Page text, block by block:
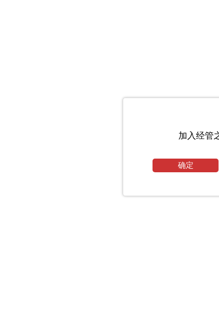
加入经管
确定